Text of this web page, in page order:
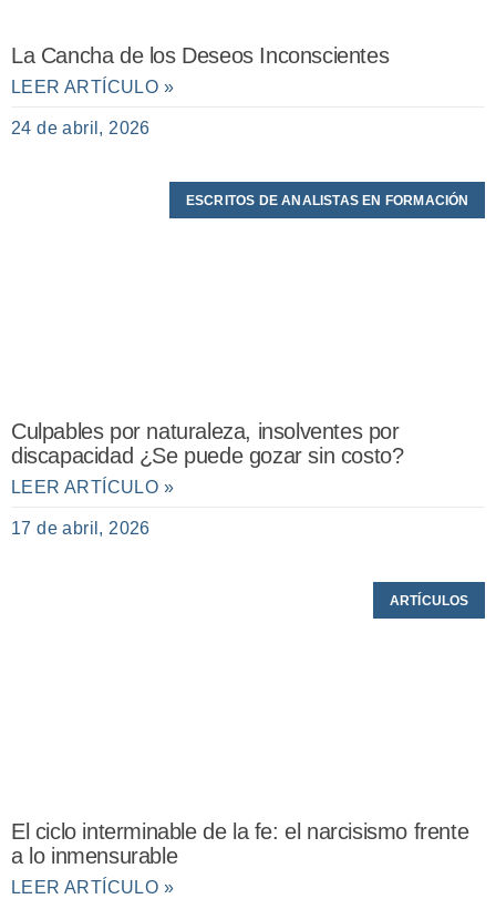
La Cancha de los Deseos Inconscientes
LEER ARTÍCULO »
24 de abril, 2026
ESCRITOS DE ANALISTAS EN FORMACIÓN
Culpables por naturaleza, insolventes por
discapacidad ¿Se puede gozar sin costo?
LEER ARTÍCULO »
17 de abril, 2026
ARTÍCULOS
El ciclo interminable de la fe: el narcisismo frente
a lo inmensurable
LEER ARTÍCULO »